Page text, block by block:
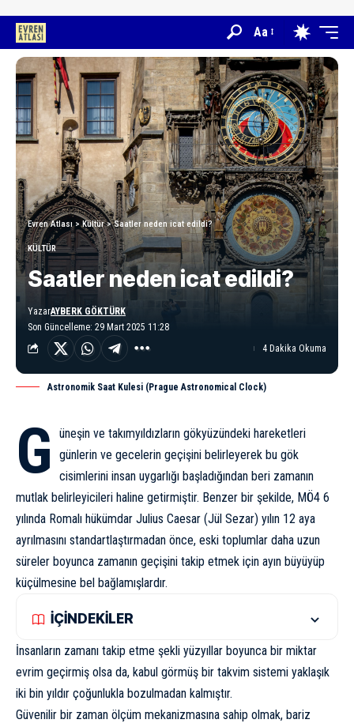
Aa
Evren Atlası>Kültür>Saatler neden icat edildi?
KÜLTÜR
Saatler neden icat edildi?
Son Güncelleme: 29 Mart 2025 11:28
YazarAYBERK GÖKTÜRK
4 Dakika Okuma
Astronomik Saat Kulesi (Prague Astronomical Clock)
G
üneşin ve takımyıldızların gökyüzündeki hareketleri
günlerin ve gecelerin geçişini belirleyerek bu gök
cisimlerini insan uygarlığı başladığından beri zamanın
mutlak belirleyicileri haline getirmiştir. Benzer bir şekilde, MÖ4 6
yılında Romalı hükümdar Julius Caesar (Jül Sezar) yılın 12 aya
ayrılmasını standartlaştırmadan önce, eski toplumlar daha uzun
süreler boyunca zamanın geçişini takip etmek için ayın büyüyüp
küçülmesine bel bağlamışlardır.
İÇİNDEKİLER
İnsanların zamanı takip etme şekli yüzyıllar boyunca bir miktar
evrim geçirmiş olsa da, kabul görmüş bir takvim sistemi yaklaşık
iki bin yıldır çoğunlukla bozulmadan kalmıştır.
Güvenilir bir zaman ölçüm mekanizmasına sahip olmak, bariz